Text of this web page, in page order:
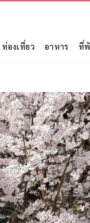
ท่องเที่ยว อาหาร ที่